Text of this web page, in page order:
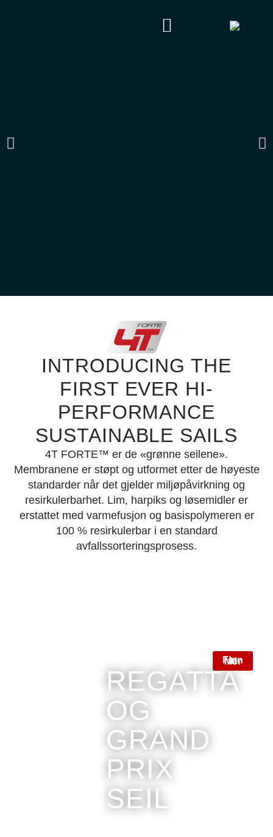
SLØR- OG
LENSFORHOLD
Vi presenterer IFS Multi Tradewind
Vinner av DAME Design Awards 2025.
Ugo Fonollá
Finn ut Mer
INTRODUCING THE
FIRST EVER HI-
PERFORMANCE
SUSTAINABLE SAILS
4T FORTE™ er de «grønne seilene».
Membranene er støpt og utformet etter de høyeste
standarder når det gjelder miljøpåvirkning og
resirkulerbarhet. Lim, harpiks og løsemidler er
erstattet med varmefusjon og basispolymeren er
100 % resirkulerbar i en standard
avfallssorteringsprosess.
REGATTA
OG
GRAND
PRIX
SEIL
Finn ut Mer